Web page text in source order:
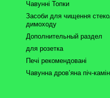
Чавунні Топки
Засоби для чищення
димоходу
Дополнительный раздел
для розетка
Печі рекомендовані
Чавунна дров’яна піч-камін